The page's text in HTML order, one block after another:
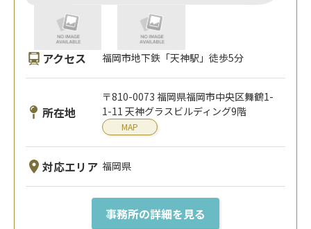
アクセス 福岡市地下鉄「天神駅」徒歩5分
所在地
〒810-0073 福岡県福岡市中央区舞鶴1-
1-11 天神グラスビルディング9階
MAP
対応エリア 福岡県
事務所の詳細を見る